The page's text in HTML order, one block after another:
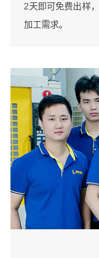
2天即可免费出样
加工需求。